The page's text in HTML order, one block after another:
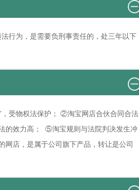
行为，是需要负刑事责任的，处三年以下
受物权法保护； ②淘宝网店合伙合同合法
的效力高； ⑤淘宝规则与法院判决发生冲
店，是属于公司旗下产品，转让是公司